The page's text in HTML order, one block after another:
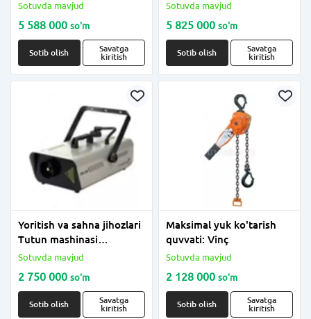
simsiz mikrofon
Sotuvda mavjud
5 588 000 so'm
Sotib olish
Savatga
kiritish
Sotuvda mavjud
5 825 000 so'm
Sotib olish
Savatga
kiritish
Yoritish va sahna jihozlari
Tutun mashinasi
LOOKELK-H002 2500-
Sotuvda mavjud
2 750 000 so'm
Sotib olish
Savatga
kiritish
Maksimal yuk ko'tarish
quvvati: Vinç
Sotuvda mavjud
2 128 000 so'm
Sotib olish
Savatga
kiritish